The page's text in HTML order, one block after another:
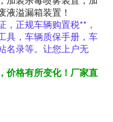
液溢漏箱装置！
，正规车辆购置税**，
具，车辆质保手册，车
名录等。让您上户无
价格有所变化！ 厂家直